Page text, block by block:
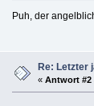
Puh, der
Re: Letzter
«Antwort #2